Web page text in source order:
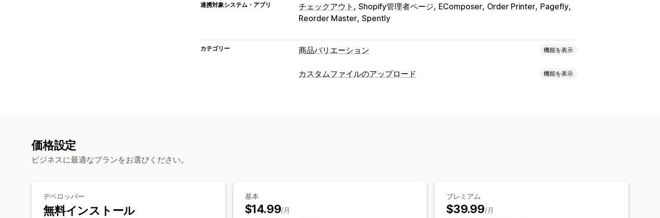
連携対象システム・アプリ チェックアウト Shopify管理者ページ EComposer Order Printer Pagefly
Reorder Master Spently
カテゴリー 商品バリエーション 機能を表示
カスタマイズ
SKU管理 在庫状況
カスタムファイルのアップロード 機能を表示
価格設定
ビジネスに最適なプランをお選びください。
デベロッパー
無料インストール
基本
$14.99/月
プレミアム
$39.99/月